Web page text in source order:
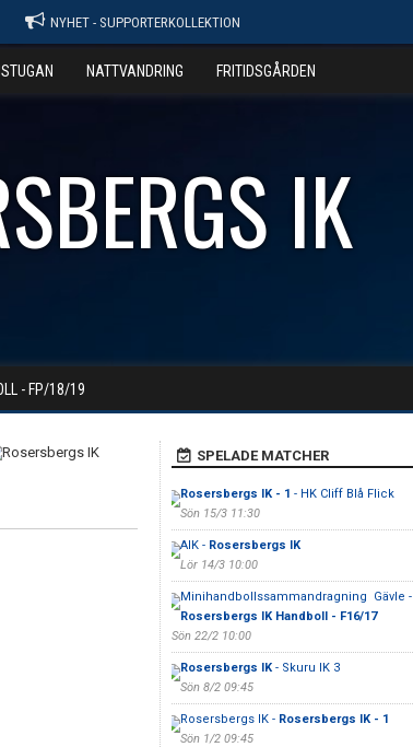
NYHET - SUPPORTERKOLLEKTION
NATTVANDRING FRITIDSGÅRDEN
IK
- FP/18/19
SPELADE MATCHER
Rosersbergs IK - 1 - HK Cliff Blå Flick
Sön 15/3 11:30
AIK - Rosersbergs IK
Lör 14/3 10:00
Minihandbollssammandragning Gävle -
Rosersbergs IK Handboll - F16/17
Sön 22/2 10:00
Rosersbergs IK- Skuru IK 3
Sön 8/2 09:45
Rosersbergs IK - Rosersbergs IK - 1
Sön 1/2 09:45